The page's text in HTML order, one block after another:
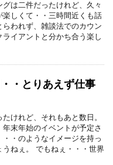
は二件だったけれど、久々
しくて・・三時間近くも話
らわれず、雑談法でのカウン
イアントと分かち合う楽し
・とりあえず仕事
けれど、それもあと数日。
年末年始のイベントが予定さ
・のようなイメージを持っ
ねぇ。 でもねぇ・・・世界